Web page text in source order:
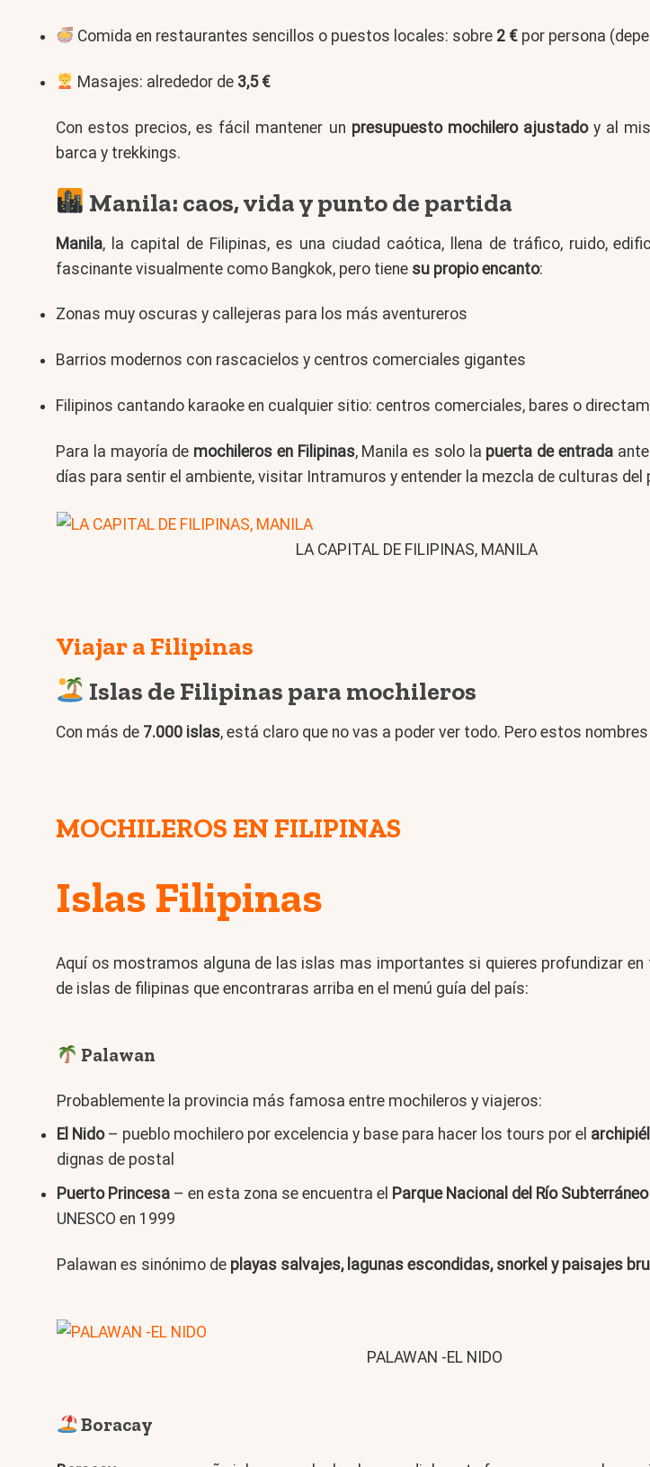
Comida en restaurantes sencillos o puestos locales: sobre 2 € por persona
Masajes: alrededor de 3,5 €
Con estos precios, es fácil mantener un presupuesto mochilero ajustadoy al
barca y trekkings.
Manila: caos, vida y punto de partida
Manila, la capital de Filipinas, es una ciudad caótica, llena de tráfico, ruido,
fascinante visualmente como Bangkok, pero tiene su propio encanto:
Zonas muy oscuras y callejeras para los más aventureros
Barrios modernos con rascacielos y centros comerciales gigantes
Filipinos cantando karaoke en cualquier sitio: centros comerciales, bares o
Para la mayoría de mochileros en Filipinas, Manila es solo la puerta de entrada
días para sentir el ambiente, visitar Intramuros y entender la mezcla de culturas del
LA CAPITAL DE FILIPINAS, MANILA
Viajar a Filipinas
Islas de Filipinas para mochileros
Con más de 7.000 islas, está claro que no vas a poder ver todo. Pero estos
MOCHILEROS EN FILIPINAS
Islas Filipinas
Aquí os mostramos alguna de las islas mas importantes si quieres profundizar
de islas de filipinas que encontraras arriba en el menú guía del país:
Palawan
Probablemente la provincia más famosa entre mochileros y viajeros:
El Nido– pueblo mochilero por excelencia y base para hacer los tours por el
dignas de postal
Puerto Princesa – en esta zona se encuentra el Parque Nacional del Río
UNESCO en 1999
Palawan es sinónimo de playas salvajes, lagunas escondidas, snorkel y paisajes
PALAWAN -EL NIDO
Boracay